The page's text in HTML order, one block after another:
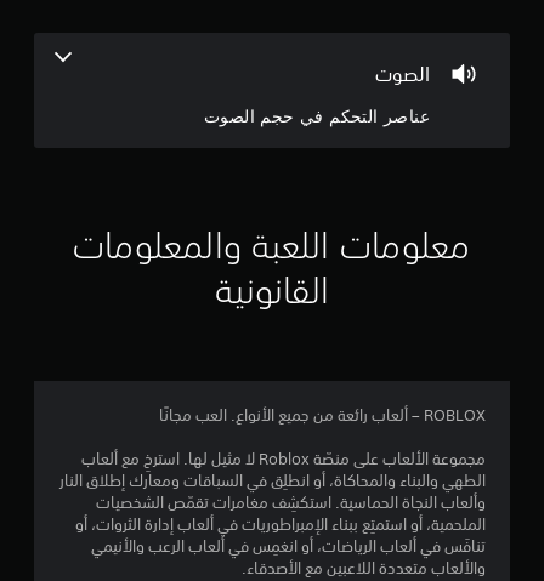
ج
م
5
ج
و
م
الصوت
عناصر التحكم في حجم الصوت
معلومات اللعبة والمعلومات
القانونية
ROBLOX – ألعاب رائعة من جميع الأنواع. العب مجانًا
مجموعة الألعاب على منصّة Roblox لا مثيل لها. استرخِ مع ألعاب
الطهي والبناء والمحاكاة، أو انطلِق في السباقات ومعارك إطلاق النار
وألعاب النجاة الحماسية. استكشِف مغامرات تقمّص الشخصيات
الملحمية، أو استمتِع ببناء الإمبراطوريات في ألعاب إدارة الثروات، أو
تنافَس في ألعاب الرياضات، أو انغمِس في ألعاب الرعب والأنيمي
والألعاب متعددة اللاعبين مع الأصدقاء.